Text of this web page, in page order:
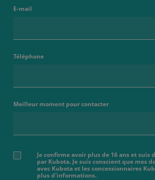
E-mail
Téléphone
Meilleur moment pour contacter
Je confirme avoir plus de 16 ans et
par Kubota. Je suis conscient que mes
avec Kubota et les concessionnaires
plus d'informations.